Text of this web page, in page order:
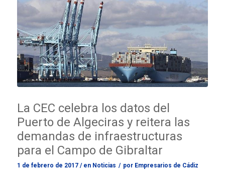
La CEC celebra los datos del
Puerto de Algeciras y reitera las
demandas de infraestructuras
para el Campo de Gibraltar
1 de febrero de 2017/ en Noticias / por Empresarios de Cádiz